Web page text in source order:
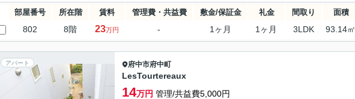
部屋番号 所在階 賃料 管理費・共益費 敷金/保証金 礼金 間取り 面積
802 8階 23万円 - 1ヶ月 1ヶ月 3LDK 93.14㎡
アパート 府中市府中町
LesTourtereaux
14万円 管理/共益費5,000円